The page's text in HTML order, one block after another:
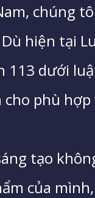
chúng
hiện tại
113 dưới
cho phù
tạo
của